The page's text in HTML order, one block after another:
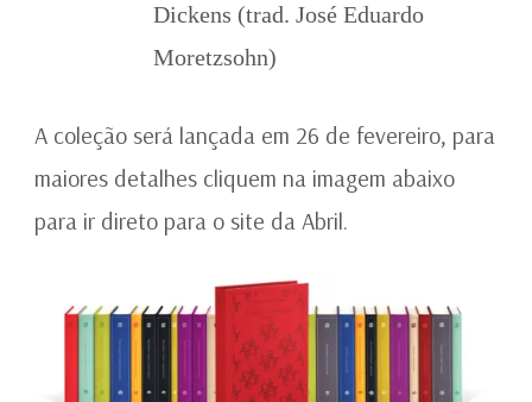
Dickens (trad. José Eduardo
Moretzsohn)
A coleção será lançada em 26 de fevereiro, para
maiores detalhes cliquem na imagem abaixo
para ir direto para o site da Abril.